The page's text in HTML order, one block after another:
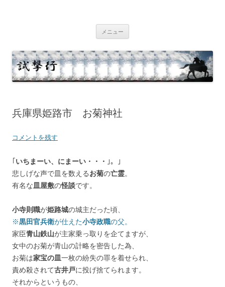
キ
ッ
プ
メニュー
兵庫県姫路市 お菊神社
コメントを残す
｢いちまーい、にまーい・・・ ｣。」
悲しげな声で皿を数えるお菊の亡霊。
有名な皿屋敷の怪談です。
小寺則職が姫路城の城主だった頃、
※黒田官兵衛が仕えた小寺政職の父。
家臣青山鉄山が主家乗っ取りを企てますが、
女中のお菊が青山の計略を密告した為、
お菊は家宝の皿一枚の紛失の罪を着せられ、
責め殺されて古井戸に投げ捨てられます。
それからというもの、